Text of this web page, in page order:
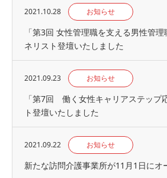
2021.10.28 お知らせ
「第3回 女性管理職を支える男性管
ネリスト登壇いたしました
2021.09.23 お知らせ
「第7回 働く女性キャリアステップ
ト登壇いたしました
2021.09.22 お知らせ
新たな訪問介護事業所が11月1日にオ